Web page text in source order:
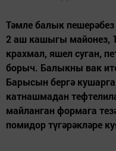
Тәмле балык
2 аш кашыгы майонез,
крахмал, яшел суган,
борыч. Балыкны вак
Барысын бергә
катнашмадан
майланган формага
помидор түгәрәкләре